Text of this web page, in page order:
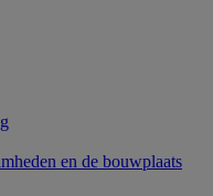
en de bouwplaats